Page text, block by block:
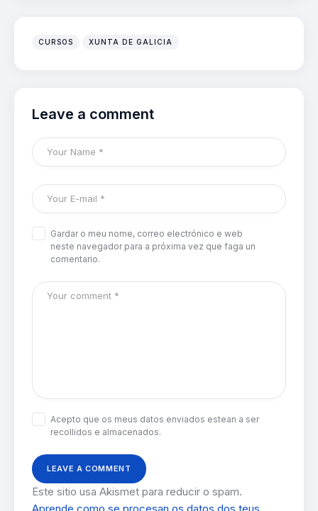
CURSOS XUNTA DE GALICIA
Leave a comment
Gardar o meu nome, correo electrónico e web
neste navegador para a próxima vez que faga un
comentario.
Acepto que os meus datos enviados estean a ser
recollidos e almacenados.
Este sitio usa Akismet para reducir o spam.